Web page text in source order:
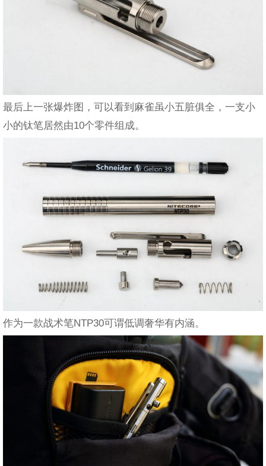
最后上一张爆炸图，可以看到麻雀虽小五脏俱全，一支小
小的钛笔居然由10个零件组成。
作为一款战术笔NTP30可谓低调奢华有内涵。